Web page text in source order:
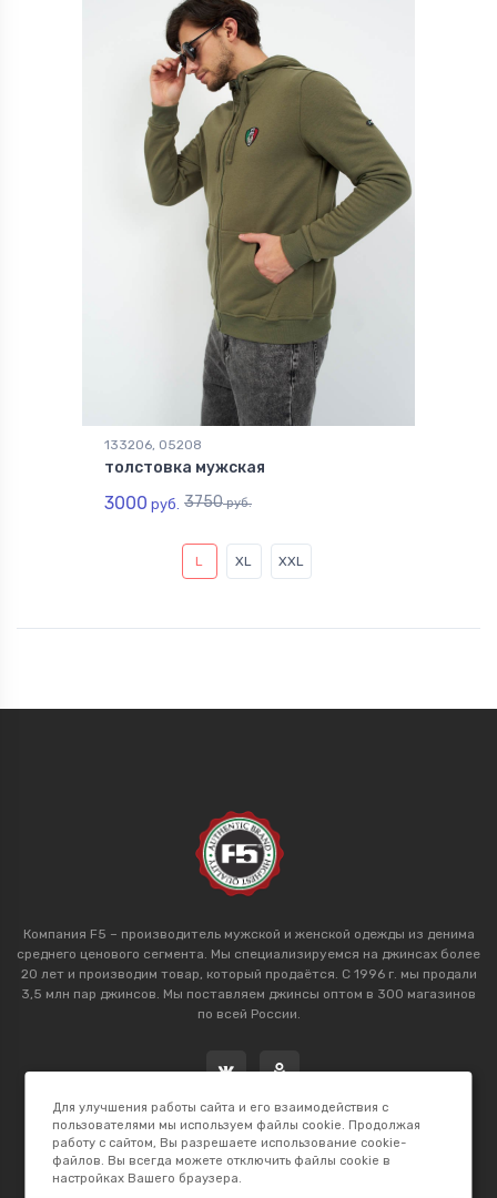
133206, 05208
толстовка мужская
3000 руб. 3750руб.
L XL XXL
Компания F5 – производитель мужской и женской одежды из денима
среднего ценового сегмента. Мы специализируемся на джинсах более
20 лет и производим товар, который продаётся. С 1996 г. мы продали
3,5 млн пар джинсов. Мы поставляем джинсы оптом в 300 магазинов
по всей России.
Для улучшения работы сайта и его взаимодействия с
пользователями мы используем файлы cookie. Продолжая
работу с сайтом, Вы разрешаете использование cookie-
файлов. Вы всегда можете отключить файлы cookie в
настройках Вашего браузера.